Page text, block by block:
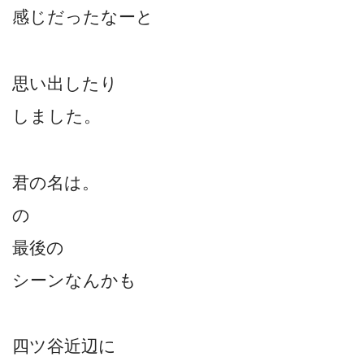
感じだったなーと
思い出したり
しました。
君の名は。
の
最後の
シーンなんかも
四ツ谷近辺に